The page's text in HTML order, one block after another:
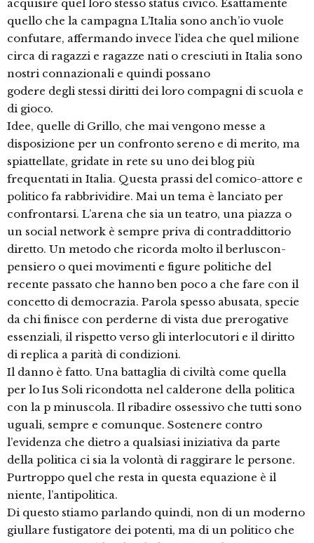
acquisire quel loro stesso status civico. Esattamente
quello che la campagna L’Italia sono anch’io vuole
confutare, affermando invece l’idea che quel milione
circa di ragazzi e ragazze nati o cresciuti in Italia sono
nostri connazionali e quindi possano
godere degli stessi diritti dei loro compagni di scuola e
di gioco.
Idee, quelle di Grillo, che mai vengono messe a
disposizione per un confronto sereno e di merito, ma
spiattellate, gridate in rete su uno dei blog più
frequentati in Italia. Questa prassi del comico-attore e
politico fa rabbrividire. Mai un tema è lanciato per
confrontarsi. L’arena che sia un teatro, una piazza o
un social network è sempre priva di contraddittorio
diretto. Un metodo che ricorda molto il berluscon-
pensiero o quei movimenti e figure politiche del
recente passato che hanno ben poco a che fare con il
concetto di democrazia. Parola spesso abusata, specie
da chi finisce con perderne di vista due prerogative
essenziali, il rispetto verso gli interlocutori e il diritto
di replica a parità di condizioni.
Il danno è fatto. Una battaglia di civiltà come quella
per lo Ius Soli ricondotta nel calderone della politica
con la p minuscola. Il ribadire ossessivo che tutti sono
uguali, sempre e comunque. Sostenere contro
l’evidenza che dietro a qualsiasi iniziativa da parte
della politica ci sia la volontà di raggirare le persone.
Purtroppo quel che resta in questa equazione è il
niente, l’antipolitica.
Di questo stiamo parlando quindi, non di un moderno
giullare fustigatore dei potenti, ma di un politico che